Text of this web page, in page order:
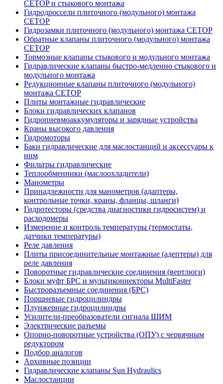
CETOP и стыкового монтажа
Гидродроссели плиточного (модульного) монтажа
CETOP
Гидрозамки плиточного (модульного) монтажа CETOP
Обратные клапаны плиточного (модульного) монтажа
CETOP
Тормозные клапаны стыкового и модульного монтажа
Гидравлические клапаны быстро-медленно стыкового и
модульного монтажа
Редукционные клапаны плиточного (модульного)
монтажа CETOP
Плиты монтажные гидравлические
Блоки гидравлических клапанов
Гидропневмоаккумуляторы и зарядные устройства
Краны высокого давления
Гидромоторы
Баки гидравлические для маслостанций и аксессуары к
ним
Фильтры гидравлические
Теплообменники (маслоохладители)
Манометры
Принадлежности для манометров (адаптеры,
контрольные точки, краны, фланцы, шланги)
Гидротесторы (средства диагностики гидросистем) и
расходомеры
Измерение и контроль температуры (термостаты,
датчики температуры)
Реле давления
Плиты присоединительные монтажные (адептеры) для
реле давления
Поворотные гидравлические соединения (вертлюги)
Блоки муфт БРС и мультиконнекторы MultiFaster
Быстроразъемные соединения (БРС)
Поршневые гидроцилиндры
Плунжерные гидроцилиндры
Усилители-преобразователи сигнала ШИМ
Электрические разъемы
Опорно-поворотные устройства (ОПУ) с червячным
редуктором
Подбор аналогов
Архивные позиции
Гидравлические клапаны Sun Hydraulics
Маслостанции